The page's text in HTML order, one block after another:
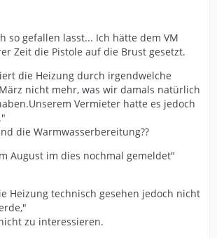
so gefallen lasst... Ich hätte dem VM
Zeit die Pistole auf die Brust gesetzt.
die Heizung durch irgendwelche
nicht mehr, was wir damals natürlich
Vermieter hatte es jedoch
die Warmwasserbereitung??
August im dies nochmal gemeldet"
Heizung technisch gesehen jedoch nicht
zu interessieren.